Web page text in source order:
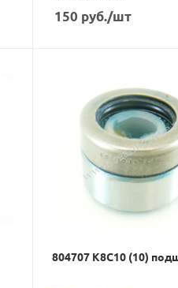
150 руб./шт
804707 K8C10 (10)